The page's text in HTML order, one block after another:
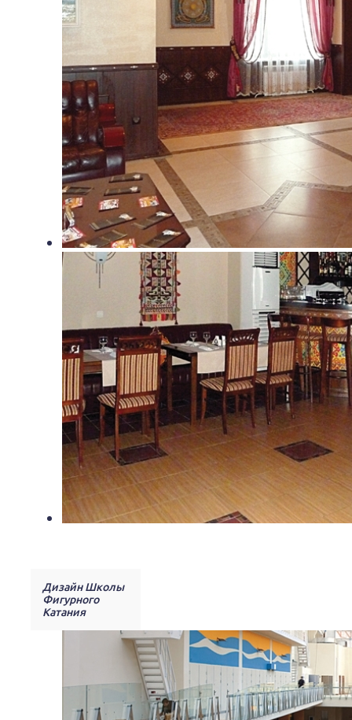
Дизайн Школы
Фигурного
Катания